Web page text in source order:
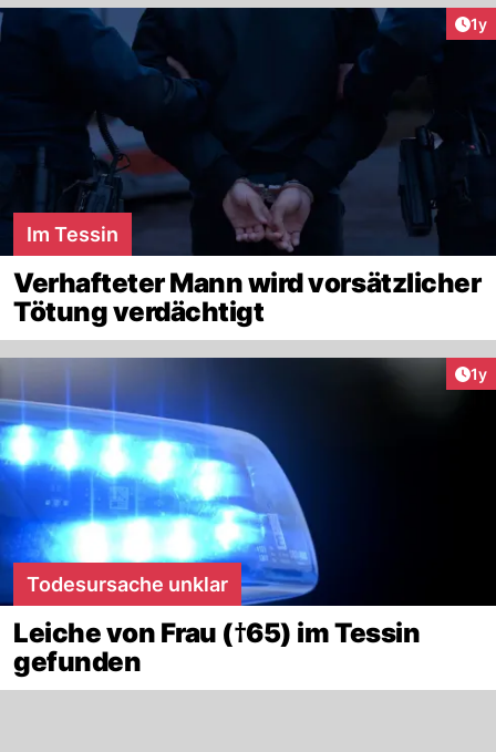
1y
Im Tessin
Verhafteter Mann wird vorsätzlicher
Tötung verdächtigt
1y
Todesursache unklar
Leiche von Frau (†65) im Tessin
gefunden